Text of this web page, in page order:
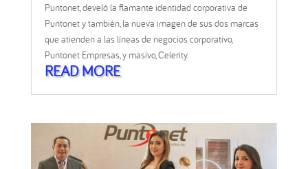
Puntonet, develó la flamante identidad corporativa de
Puntonet y también, la nueva imagen de sus dos marcas
que atienden a las líneas de negocios corporativo,
Puntonet Empresas, y masivo, Celerity.
READ MORE